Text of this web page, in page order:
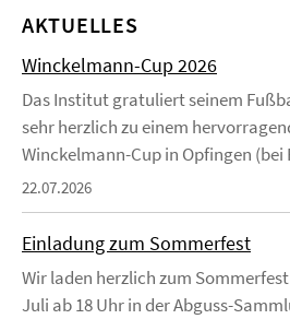
AKTUELLES
Winckelmann-Cup 2026
Das Institut gratuliert seinem
sehr herzlich zu einem
Winckelmann-Cup in Opfingen (bei
22.07.2026
Einladung zum Sommerfest
Wir laden herzlich zum
Juli ab 18 Uhr in der Abguss-